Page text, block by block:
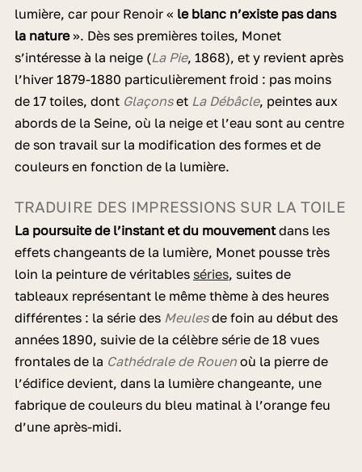
lumière, car pour Renoir « le blanc n’existe pas dans
la nature ». Dès ses premières toiles, Monet
s’intéresse à la neige (La Pie, 1868), et y revient après
l’hiver 1879-1880 particulièrement froid : pas moins
de 17 toiles, dont Glaçonset La Débâcle, peintes aux
abords de la Seine, où la neige et l’eau sont au centre
de son travail sur la modification des formes et de
couleurs en fonction de la lumière.
TRADUIRE DES IMPRESSIONS SUR LA TOILE
La poursuite de l’instant et du mouvementdans les
effets changeants de la lumière, Monet pousse très
loin la peinture de véritables séries, suites de
tableaux représentant le même thème à des heures
différentes : la série des Meulesde foin au début des
années 1890, suivie de la célèbre série de 18 vues
frontales de la Cathédrale de Rouenoù la pierre de
l’édifice devient, dans la lumière changeante, une
fabrique de couleurs du bleu matinal à l’orange feu
d’une après-midi.